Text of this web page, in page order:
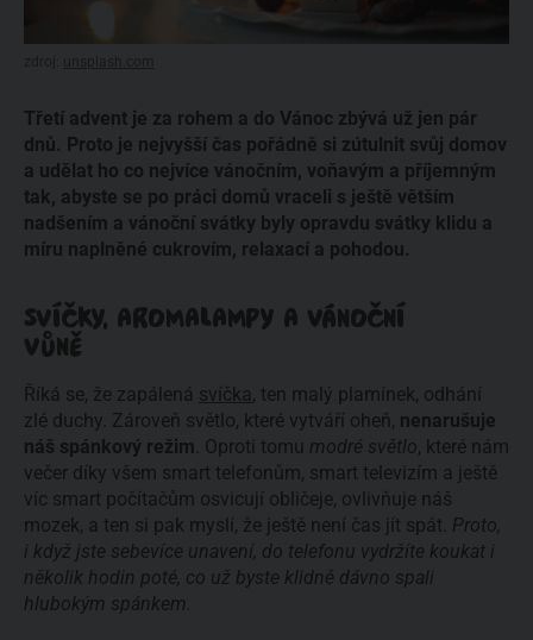
Třetí advent je za rohem a do Vánoc zbývá už jen pár
dnů. Proto je nejvyšší čas pořádně si zútulnit svůj domov
a udělat ho co nejvíce vánočním, voňavým a příjemným
tak, abyste se po práci domů vraceli s ještě větším
nadšením a vánoční svátky byly opravdu svátky klidu a
míru naplněné cukrovím, relaxací a pohodou.
SVÍČKY, AROMALAMPY A VÁNOČNÍ
VŮNĚ
Říká se, že zapálená svíčka, ten malý plamínek, odhání
zlé duchy. Zároveň světlo, které vytváří oheň, nenarušuje
náš spánkový režim . Oproti tomu modré světlo, které nám
večer díky všem smart telefonům, smart televizím a ještě
víc smart počítačům osvicují obličeje, ovlivňuje náš
mozek, a ten si pak myslí, že ještě není čas jít spát. Proto,
i když jste sebevíce unavení, do telefonu vydržíte koukat i
několik hodin poté, co už byste klidně dávno spali
hlubokým spánkem.